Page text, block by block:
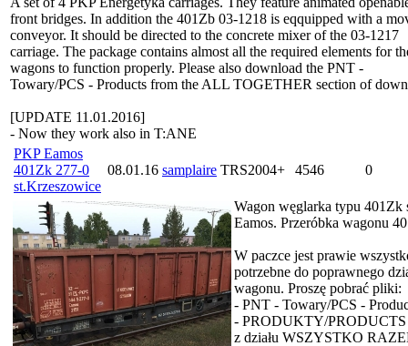
front bridges. In addition the 401Zb 03-1218 is eqquipped with a
conveyor. It should be directed to the concrete mixer of the 03-1217
carriage. The package contains almost all the required elements for
wagons to function properly. Please also download the PNT -
Towary/PCS - Products from the ALL TOGETHER section of
[UPDATE 11.01.2016]
- Now they work also in T:ANE
PKP Eamos
401Zk 277-0
st.Krzeszowice
08.01.16 samplaire TRS2004+ 4546 0
Wagon węglarka typu 401Zk
Eamos. Przeróbka wagonu
W paczce jest prawie
potrzebne do poprawnego
wagonu. Proszę pobrać pliki:
- PNT - Towary/PCS -
- PRODUKTY/PRODUCTS
z działu WSZYSTKO